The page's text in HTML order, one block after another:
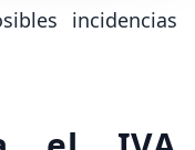
incidencias